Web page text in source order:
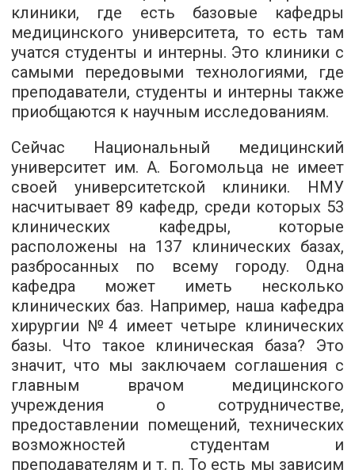
клиники, где есть базовые кафедры
медицинского университета, то есть там
учатся студенты и интерны. Это клиники с
самыми передовыми технологиями, где
преподаватели, студенты и интерны также
приобщаются к научным исследованиям.
Сейчас Национальный медицинский
университет им. А. Богомольца не имеет
своей университетской клиники. НМУ
насчитывает 89 кафедр, среди которых 53
клинических кафедры, которые
расположены на 137 клинических базах,
разбросанных по всему городу. Одна
кафедра может иметь несколько
клинических баз. Например, наша кафедра
хирургии №4 имеет четыре клинических
базы. Что такое клиническая база? Это
значит, что мы заключаем соглашения с
главным врачом медицинского
учреждения о сотрудничестве,
предоставлении помещений, технических
возможностей студентам и
преподавателям и т. п. То есть мы зависим